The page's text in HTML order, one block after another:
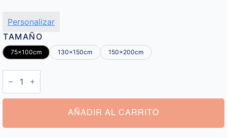
Personalizar
TAMAÑO
75x100cm 130x150cm 150x200cm
Manta
para
Fotos
cantidad
AÑADIR AL CARRITO